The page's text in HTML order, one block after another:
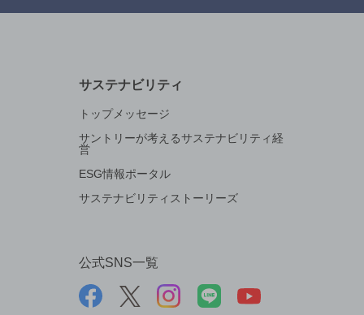
サステナビリティ
トップメッセージ
サントリーが考えるサステナビリティ経
営
ESG情報ポータル
サステナビリティストーリーズ
公式SNS一覧